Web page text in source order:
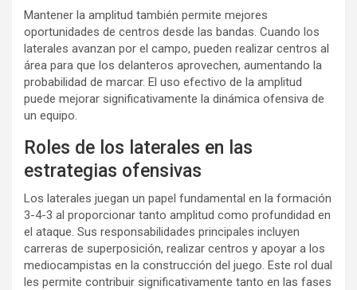
Mantener la amplitud también permite mejores
oportunidades de centros desde las bandas. Cuando los
laterales avanzan por el campo, pueden realizar centros al
área para que los delanteros aprovechen, aumentando la
probabilidad de marcar. El uso efectivo de la amplitud
puede mejorar significativamente la dinámica ofensiva de
un equipo.
Roles de los laterales en las
estrategias ofensivas
Los laterales juegan un papel fundamental en la formación
3-4-3 al proporcionar tanto amplitud como profundidad en
el ataque. Sus responsabilidades principales incluyen
carreras de superposición, realizar centros y apoyar a los
mediocampistas en la construcción del juego. Este rol dual
les permite contribuir significativamente tanto en las fases